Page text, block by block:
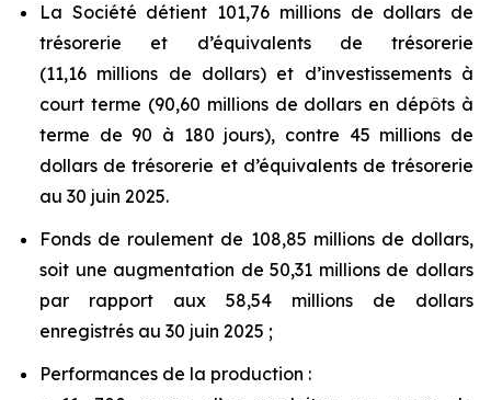
La Société détient 101,76 millions de dollars de
trésorerie et d’équivalents de trésorerie
(11,16 millions de dollars) et d’investissements à
court terme (90,60 millions de dollars en dépôts à
terme de 90 à 180 jours), contre 45 millions de
dollars de trésorerie et d’équivalents de trésorerie
au 30 juin 2025.
Fonds de roulement de 108,85 millions de dollars,
soit une augmentation de 50,31 millions de dollars
par rapport aux 58,54 millions de dollars
enregistrés au 30 juin 2025 ;
Performances de la production :